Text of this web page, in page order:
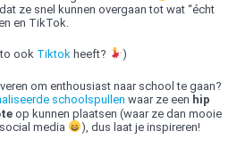
ze snel kunnen overgaan tot wat “écht
en TikTok.
ook Tiktok heeft? )
om enthousiast naar school te gaan?
schoo spullen waar ze een hip
op kunnen plaatsen (waar ze dan mooie
media
), dus laat je inspireren!